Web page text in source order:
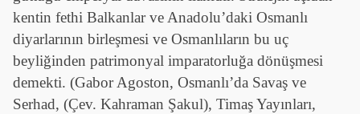
kentin fethi Balkanlar ve Anadolu’daki Osmanlı
diyarlarının birleşmesi ve Osmanlıların bu uç
beyliğinden patrimonyal imparatorluğa dönüşmesi
demekti. (Gabor Agoston, Osmanlı’da Savaş ve
Serhad, (Çev. Kahraman Şakul), Timaş Yayınları,